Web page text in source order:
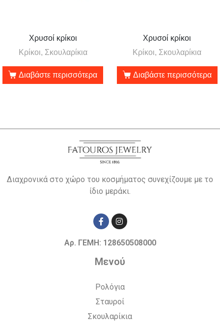
Χρυσοί κρίκοι
Κρίκοι, Σκουλαρίκια
Διαβάστε περισσότερα
Χρυσοί κρίκοι
Κρίκοι, Σκουλαρίκια
Διαβάστε περισσότερα
Διαχρονικά στο χώρο του κοσμήματος συνεχίζουμε με το
ίδιο μεράκι.
Αρ. ΓΕΜΗ: 128650508000
Μενού
Ρολόγια
Σταυροί
Σκουλαρίκια